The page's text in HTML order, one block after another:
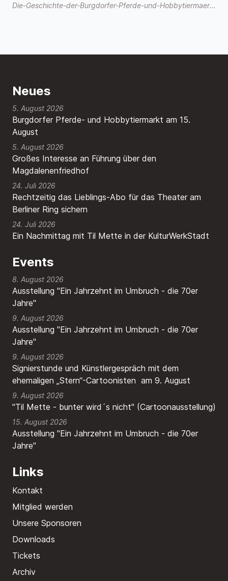
Die-Geschichte-der-Burgdorfer-Pferde-und-Hobbytiermaerkte-3.pdf
Neues
Burgdorfer Pferde- und Hobbytiermarkt am 15.
August
5. August 2026
Großes Interesse an Führung über den
Magdalenenfriedhof
5. August 2026
Rechtzeitig das Lieblings-Abo für das Theater am
Berliner Ring sichern
24. Juli 2026
Ein Nachmittag mit Til Mette in der KulturWerkStadt
24. Juli 2026
Events
8. August 2026
Ausstellung "Ein Jahrzehnt im Umbruch - die 70er
Jahre"
9. August 2026
Ausstellung "Ein Jahrzehnt im Umbruch - die 70er
Jahre"
9. August 2026
Signierstunde und Künstlergespräch mit dem
ehemaligen „Stern“-Cartoonisten am 9. August
9. August 2026
"Til Mette - bunter wird´s nicht" (Cartoonausstellung)
15. August 2026
Ausstellung "Ein Jahrzehnt im Umbruch - die 70er
Jahre"
Links
Kontakt
Mitglied werden
Unsere Sponsoren
Downloads
Tickets
Archiv